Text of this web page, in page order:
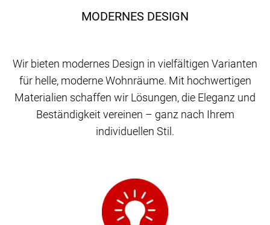
MODERNES DESIGN
Wir bieten modernes Design in vielfältigen Varianten
für helle, moderne Wohnräume. Mit hochwertigen
Materialien schaffen wir Lösungen, die Eleganz und
Beständigkeit vereinen – ganz nach Ihrem
individuellen Stil.